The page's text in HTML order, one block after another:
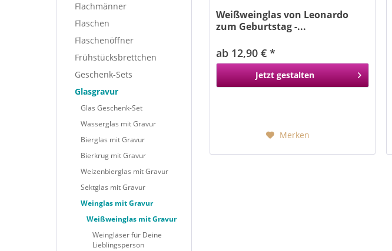
Flachmänner
Flaschen
Flaschenöffner
Frühstücksbrettchen
Geschenk-Sets
Glasgravur
Glas Geschenk-Set
Wasserglas mit Gravur
Bierglas mit Gravur
Bierkrug mit Gravur
Weizenbierglas mit Gravur
Sektglas mit Gravur
Weinglas mit Gravur
Weißweinglas mit Gravur
Weingläser für Deine
Lieblingsperson
Weißweinglas von Leonardo
zum Geburtstag -...
ab 12,90 € *
Jetzt gestalten
Merken